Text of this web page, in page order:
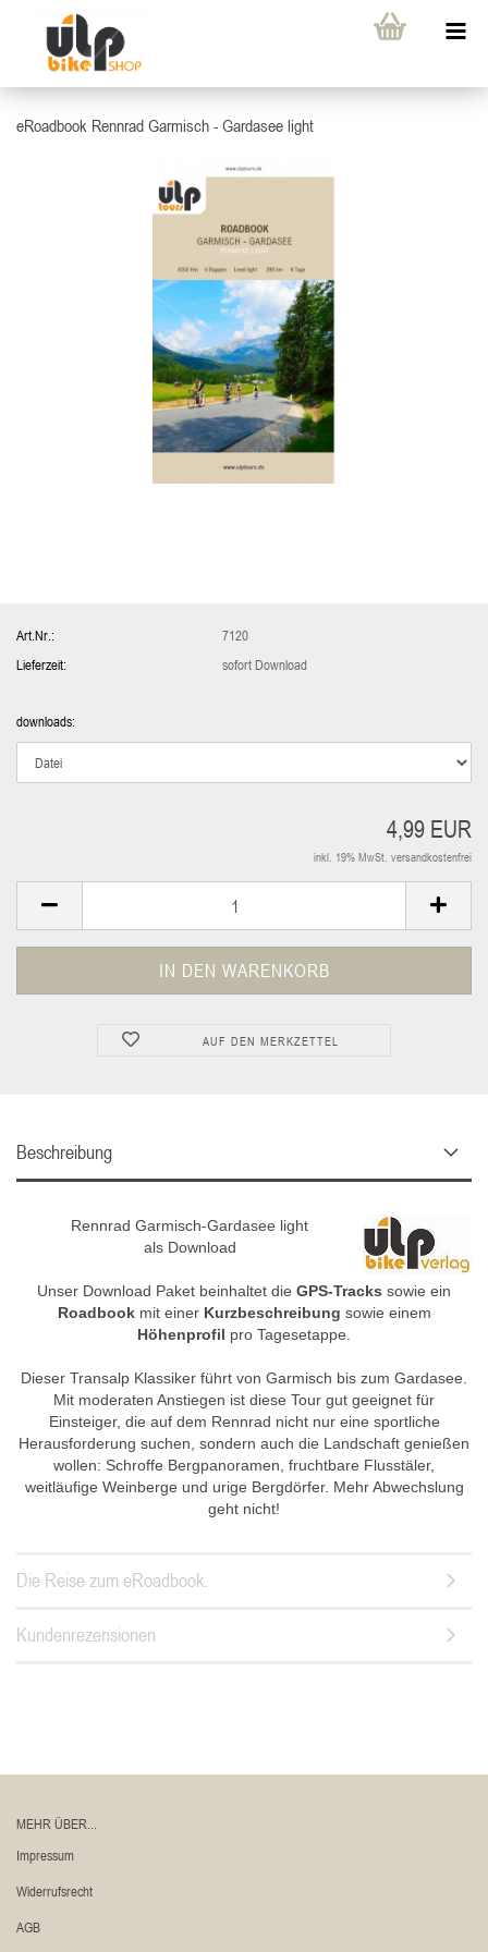
eRoadbook Rennrad Garmisch - Gardasee light
Art.Nr.:
7120
Lieferzeit:
sofort Download
downloads:
4,99 EUR
inkl. 19% MwSt. versandkostenfrei
AUF DEN MERKZETTEL
Beschreibung
Rennrad Garmisch-Gardasee light
als Download
Unser Download Paket beinhaltet die GPS-Tracks sowie ein
Roadbookmit einer Kurzbeschreibung sowie einem
Höhenprofil pro Tagesetappe.
Dieser Transalp Klassiker führt von Garmisch bis zum Gardasee.
Mit moderaten Anstiegen ist diese Tour gut geeignet für
Einsteiger, die auf dem Rennrad nicht nur eine sportliche
Herausforderung suchen, sondern auch die Landschaft genießen
wollen: Schroffe Bergpanoramen, fruchtbare Flusstäler,
weitläufige Weinberge und urige Bergdörfer. Mehr Abwechslung
geht nicht!
Die Reise zum eRoadbook.
Kundenrezensionen
MEHR ÜBER...
Impressum
Widerrufsrecht
AGB